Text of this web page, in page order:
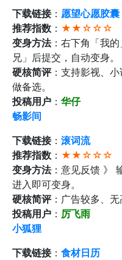
下载链接： 愿望心愿胶囊
推荐指数 ： ★★☆☆☆
变身方法：右下角「我
兄」后提交，自动变身。
硬核简评：支持影视、
做备选。
投稿用户 ： 华仔
畅影间
下载链接： 滚词流
推荐指数 ： ★★☆☆☆
变身方法：意见反馈 》
进入即可变身。
硬核简评：广告较多、
投稿用户 ： 厉飞雨
小狐狸
下载链接： 食材日历